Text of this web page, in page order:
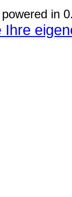
powered in
Ihre